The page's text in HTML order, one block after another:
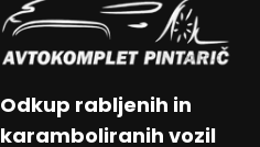
Odkup rabljenih in
karamboliranih vozil